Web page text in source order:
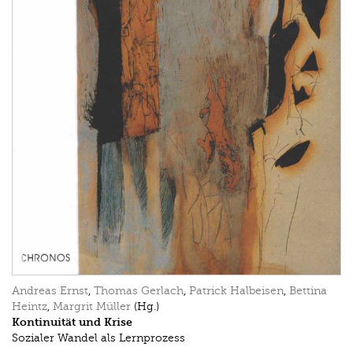
Andreas Ernst Thomas Gerlach Patrick Halbeisen Bettina
Heintz Margrit Müller (Hg.)
Kontinuität und Krise
Sozialer Wandel als Lernprozess